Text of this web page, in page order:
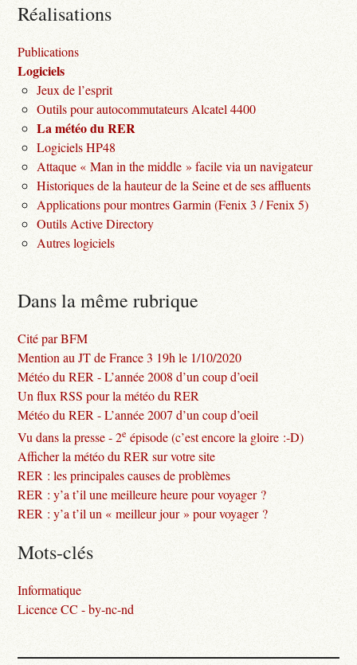
Réalisations
Publications
Logiciels
Jeux de l’esprit
Outils pour autocommutateurs Alcatel 4400
La météo du RER
Logiciels HP48
Attaque « Man in the middle » facile via un navigateur
Historiques de la hauteur de la Seine et de ses affluents
Applications pour montres Garmin (Fenix 3 / Fenix 5)
Outils Active Directory
Autres logiciels
Dans la même rubrique
Cité par BFM
Mention au JT de France 3 19h le 1/10/2020
Météo du RER - L’année 2008 d’un coup d’oeil
Un flux RSS pour la météo du RER
Météo du RER - L’année 2007 d’un coup d’oeil
Vu dans la presse - 2e épisode (c’est encore la gloire :-D)
Afficher la météo du RER sur votre site
RER : les principales causes de problèmes
RER : y’a t’il une meilleure heure pour voyager ?
RER : y’a t’il un « meilleur jour » pour voyager ?
Mots-clés
Informatique
Licence CC - by-nc-nd